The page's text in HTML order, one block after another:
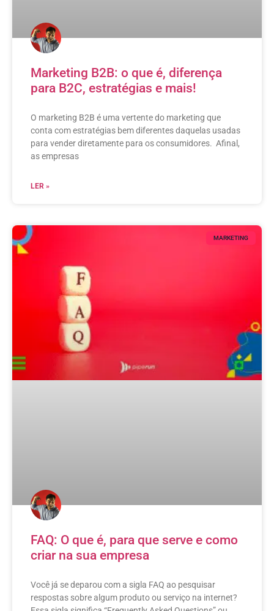
Marketing B2B: o que é, diferença
para B2C, estratégias e mais!
O marketing B2B é uma vertente do marketing que
conta com estratégias bem diferentes daquelas usadas
para vender diretamente para os consumidores. Afinal,
as empresas
LER »
MARKETING
FAQ: O que é, para que serve e como
criar na sua empresa
Você já se deparou com a sigla FAQ ao pesquisar
respostas sobre algum produto ou serviço na internet?